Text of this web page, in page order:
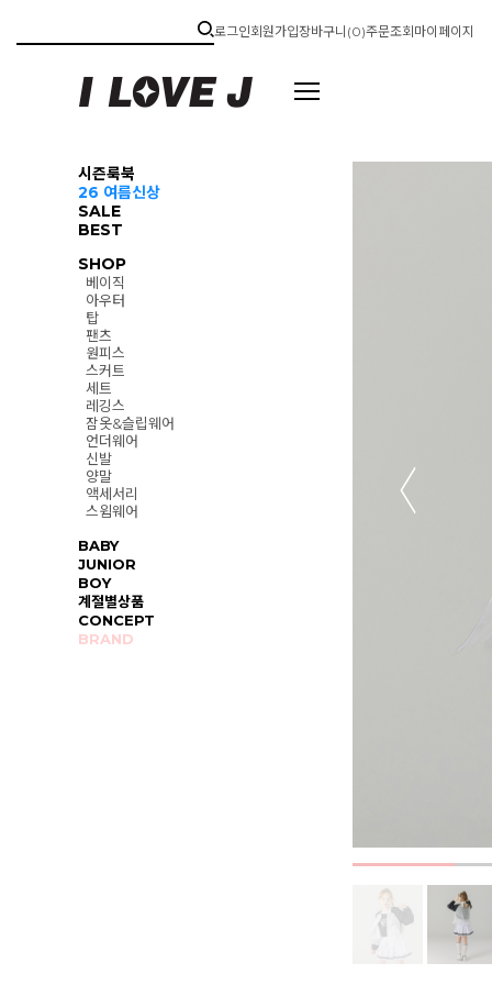
로그인회원가입장바구니(0)주문조회마이페이지
시즌룩북
26 여름신상
SALE
BEST
SHOP
베이직
아우터
탑
팬츠
원피스
스커트
세트
레깅스
잠옷&슬립웨어
언더웨어
신발
양말
액세서리
스윔웨어
BABY
JUNIOR
BOY
계절별상품
CONCEPT
BRAND